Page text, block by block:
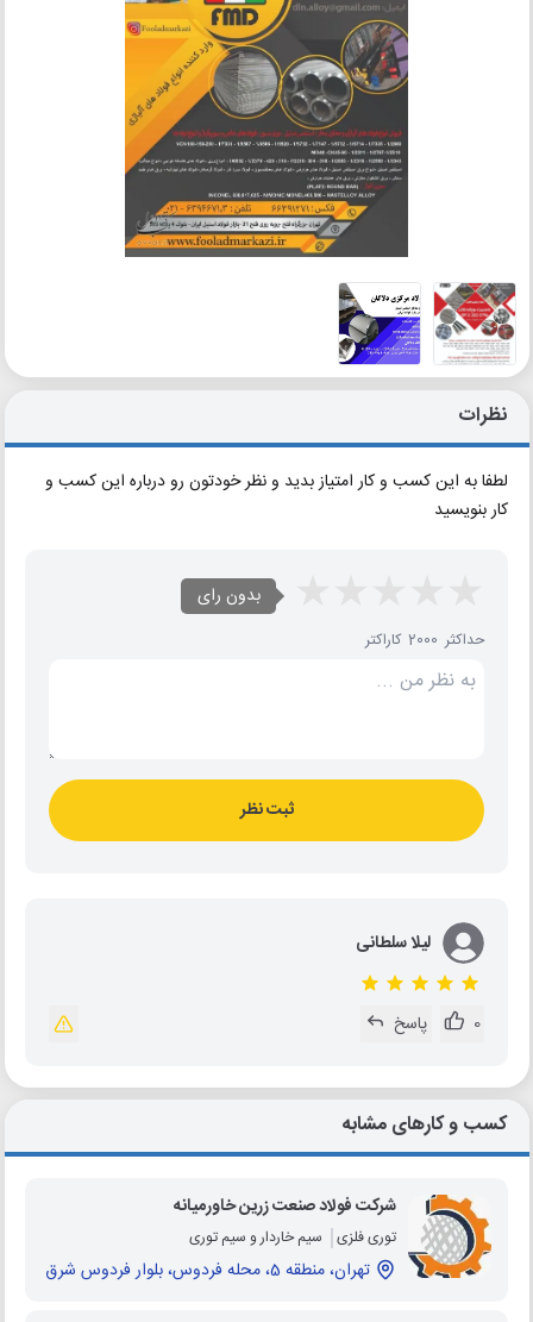
نظرات
لطفا به این کسب و کار امتیاز بدید و نظر خودتون رو درباره این کسب و
کار بنویسید
بدون رای
حداکثر 2000 کاراکتر
ثبت نظر
لیلا سلطانی
0 پاسخ
کسب و کارهای مشابه
شرکت فولاد صنعت زرین خاورمیانه
توری فلزی سیم خاردار و سیم توری
تهران، منطقه 5، محله فردوس، بلوار فردوس شرق